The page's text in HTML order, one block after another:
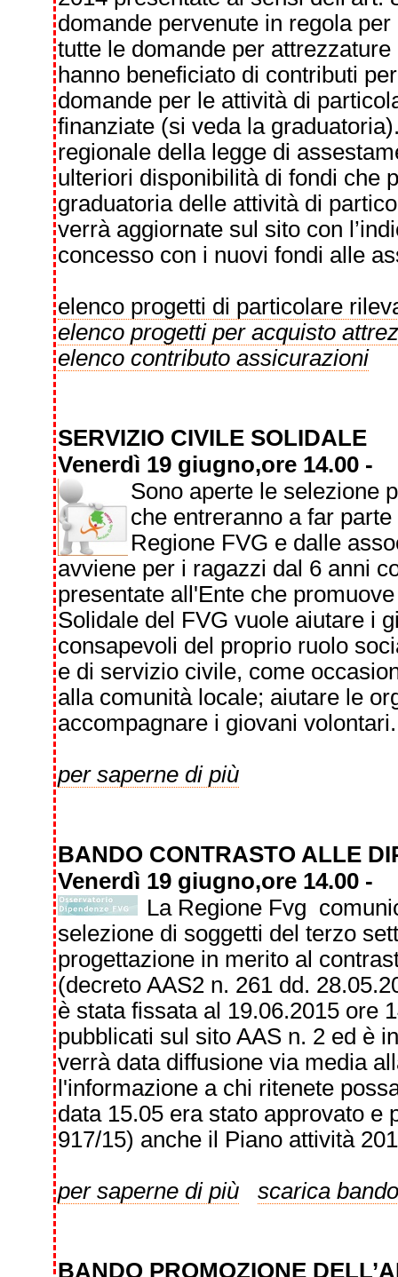
domande pervenute in regola
tutte le domande per
hanno beneficiato di contributi
domande per le attività di
finanziate (si veda la
regionale della legge di
ulteriori disponibilità di fondi che
graduatoria delle attività di
verrà aggiornate sul sito con
concesso con i nuovi fondi alle
elenco progetti di particolare
elenco progetti per acquisto
elenco contributo assicurazioni
SERVIZIO CIVILE SOLIDALE
Venerdì 19 giugno,ore 14.00 -
Sono aperte le selezione
che entreranno a far
Regione FVG e dalle
avviene per i ragazzi dal 6 anni
presentate all'Ente che
Solidale del FVG vuole aiutare i
consapevoli del proprio ruolo
e di servizio civile, come
alla comunità locale; aiutare le
accompagnare i giovani volontari.
per saperne di più
BANDO CONTRASTO ALLE
Venerdì 19 giugno,ore 14.00 -
La Regione Fvg
selezione di soggetti del terzo
progettazione in merito al
(decreto AAS2 n. 261 dd.
è stata fissata al 19.06.2015 ore
pubblicati sul sito AAS n. 2 ed è
verrà data diffusione via media
l'informazione a chi ritenete
data 15.05 era stato approvato e
917/15) anche il Piano attività
per saperne di più scarica bando
BANDO PROMOZIONE